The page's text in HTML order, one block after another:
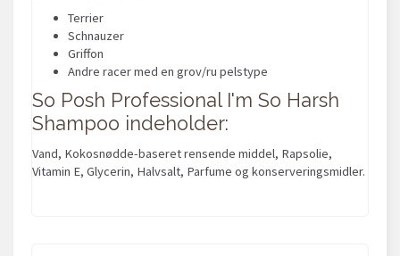
Terrier
Schnauzer
Griffon
Andre racer med en grov/ru pelstype
So Posh Professional I'm So Harsh
Shampoo indeholder:
Vand, Kokosnødde-baseret rensende middel, Rapsolie,
Vitamin E, Glycerin, Halvsalt, Parfume og konserveringsmidler.